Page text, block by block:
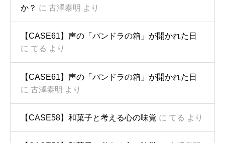
か？ に 古澤泰明 より
【CASE61】声の「パンドラの箱」が開かれた日
に てる より
【CASE61】声の「パンドラの箱」が開かれた日
に 古澤泰明 より
【CASE58】和菓子と考える心の味覚 に てる より